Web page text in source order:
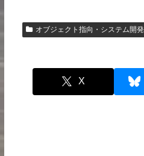
オブジェクト指向・システム開発
X